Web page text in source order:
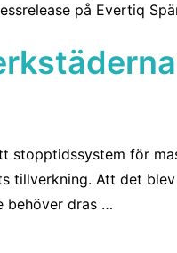
på Evertiq
stopptidssystem för
tillverkning. Att det
behöver dras …